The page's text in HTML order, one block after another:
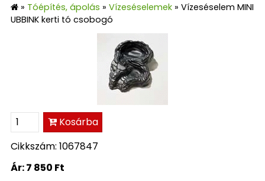
» Tóépítés, ápolás » Vízeséselemek » Vízeséselem MINI
UBBINK kerti tó csobogó
Kosárba
Cikkszám: 1067847
Ár:7 850 Ft